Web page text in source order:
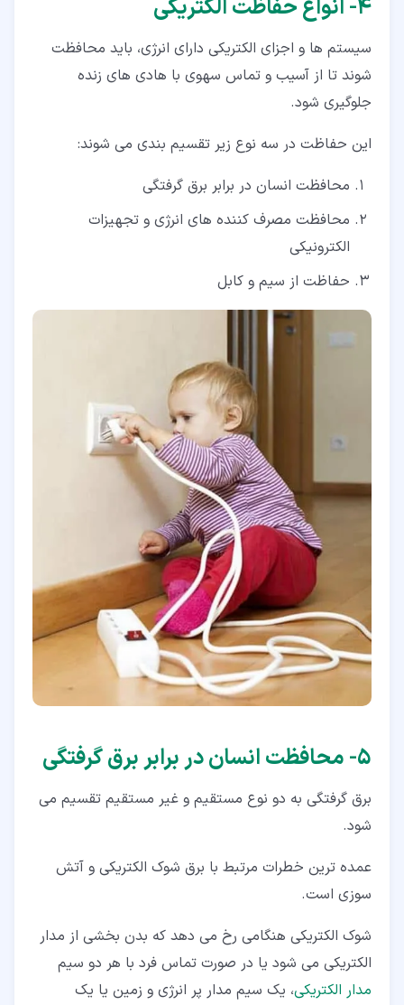
۴‏- انواع حفاظت الکتریکی
سیستم ها و اجزای الکتریکی دارای انرژی، باید محافظت
شوند تا از آسیب و تماس سهوی با هادی های زنده
جلوگیری شود.
این حفاظت در سه نوع زیر تقسیم بندی می شوند:
محافظت انسان در برابر برق گرفتگی
محافظت مصرف کننده های انرژی و تجهیزات
الکترونیکی
حفاظت از سیم و کابل
۵‏- محافظت انسان در برابر برق گرفتگی
برق گرفتگی به دو نوع مستقیم و غیر مستقیم تقسیم می
شود.
عمده ترین خطرات مرتبط با برق شوک الکتریکی و آتش
سوزی است.
شوک الکتریکی هنگامی رخ می دهد که بدن بخشی از مدار
الکتریکی می شود یا در صورت تماس فرد با هر دو سیم
مدار الکتریکی، یک سیم مدار پر انرژی و زمین یا یک